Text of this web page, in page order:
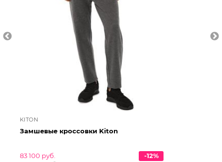
KITON
Замшевые кроссовки Kiton
83 100 руб.
-12%